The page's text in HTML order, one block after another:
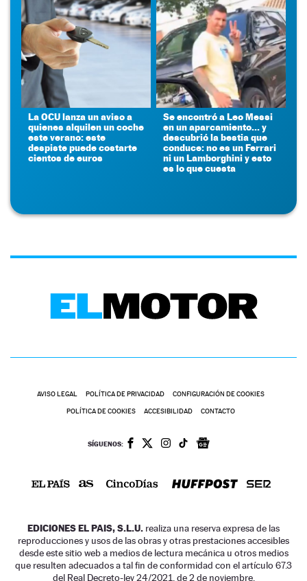
La OCU lanza un aviso a
quienes alquilen un coche
este verano: este
despiste puede costarte
cientos de euros
Se encontró a Leo Messi
en un aparcamiento... y
descubrió la bestia que
conduce: no es un Ferrari
ni un Lamborghini y esto
es lo que cuesta
AVISO LEGAL POLÍTICA DE PRIVACIDAD CONFIGURACIÓN DE COOKIES
POLÍTICA DE COOKIES ACCESIBILIDAD CONTACTO
SÍGUENOS:
EDICIONES EL PAIS, S.L.U. realiza una reserva expresa de las
reproducciones y usos de las obras y otras prestaciones accesibles
desde este sitio web a medios de lectura mecánica u otros medios
que resulten adecuados a tal fin de conformidad con el artículo 67.3
del Real Decreto-ley 24/2021, de 2 de noviembre.